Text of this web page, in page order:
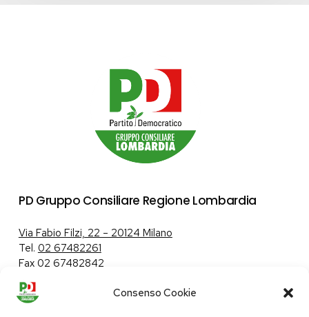
Consenso Cookie
PD Gruppo Consiliare Regione Lombardia
Via Fabio Filzi, 22 – 20124 Milano
Tel. 02 67482261
Fax 02 67482842
Tutela dei dati personali|Politica sui cookie